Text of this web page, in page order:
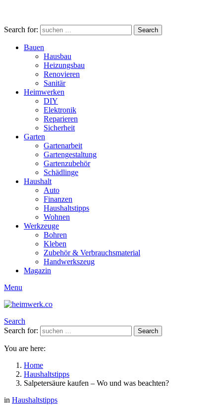
Search for: Search
Bauen
Hausbau
Heizungsbau
Renovieren
Sanitär
Heimwerken
DIY
Elektronik
Reparieren
Sicherheit
Garten
Gartenarbeit
Gartengestaltung
Gartenzubehör
Schädlinge
Haushalt
Auto
Finanzen
Haushaltstipps
Wohnen
Werkzeuge
Bohren
Kleben
Zubehör & Verbrauchsmaterial
Handwerkszeug
Magazin
Menu
Search
Search for:
Search
You are here:
Home
Haushaltstipps
Salpetersäure kaufen – Wo und was beachten?
in Haushaltstipps